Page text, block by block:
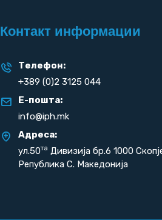
Контакт информации
Телефон:
+389 (0)2 3125 044
Е-пошта:
info@iph.mk
Адреса:
ул.50та Дивизија бр.6 1000
Република С. Македонија